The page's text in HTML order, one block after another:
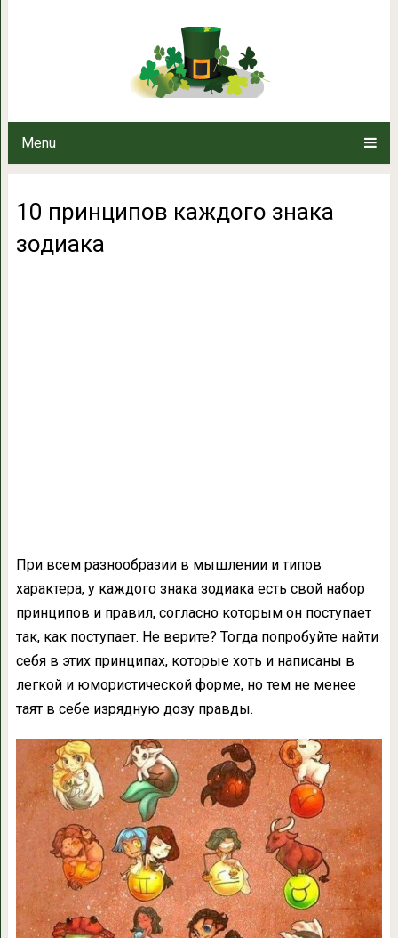
Menu
10 принципов
10 принципов каждого знака
зодиака
При всем разнообразии в мышлении и типов
характера, у каждого знака зодиака есть свой набор
принципов и правил, согласно которым он поступает
так, как поступает. Не верите? Тогда попробуйте найти
себя в этих принципах, которые хоть и написаны в
легкой и юмористической форме, но тем не менее
таят в себе изрядную дозу правды.